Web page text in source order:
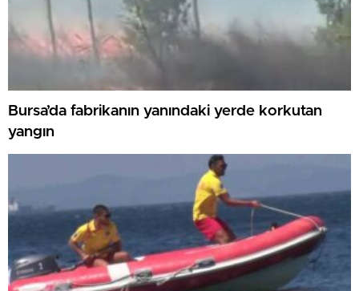
Bursa’da fabrikanın yanındaki yerde korkutan
yangın